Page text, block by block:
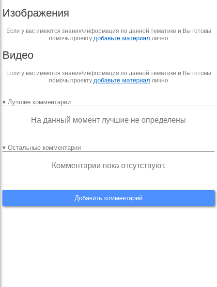
Изображения
Если у вас имеются знания\информация по данной тематике и Вы готовы
помочь проекту добавьте материал лично
Видео
Если у вас имеются знания\информация по данной тематике и Вы готовы
помочь проекту добавьте материал лично
▾ Лучшие комментарии
На данный момент лучшие не определены
▾ Остальные комментарии
Комментарии пока отсутствуют.
Добавить комментарий